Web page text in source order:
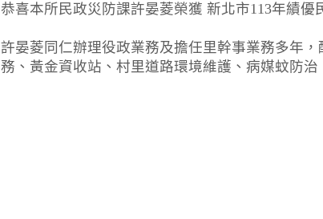
恭喜本所民政災防課許晏菱榮獲 新北市113年績優
許晏菱同仁辦理役政業務及擔任里幹事業務多年
務、黃金資收站、村里道路環境維護、病媒蚊防